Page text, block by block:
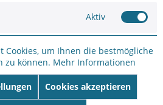
3840x2160, Tag/Nacht, WDR, AI,
IP66 eneo... mehr
Aktiv
Cookies, um Ihnen die bestmögliche
zu können. Mehr Informationen
Cookies akzeptieren